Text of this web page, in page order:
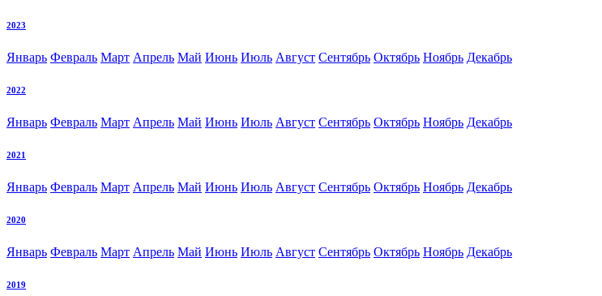
2023
Январь Февраль Март Апрель Май Июнь Июль Август Сентябрь Октябрь Ноябрь Декабрь
2022
Январь Февраль Март Апрель Май Июнь Июль Август Сентябрь Октябрь Ноябрь Декабрь
2021
Январь Февраль Март Апрель Май Июнь Июль Август Сентябрь Октябрь Ноябрь Декабрь
2020
Январь Февраль Март Апрель Май Июнь Июль Август Сентябрь Октябрь Ноябрь Декабрь
2019